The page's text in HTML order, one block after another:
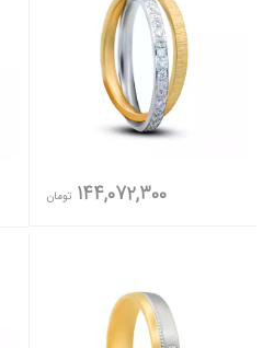
144,072,300 تومان